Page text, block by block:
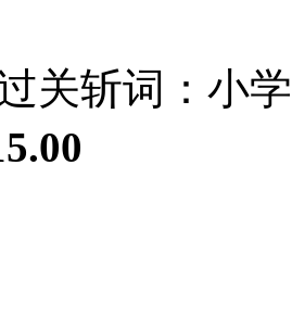
关斩词：小